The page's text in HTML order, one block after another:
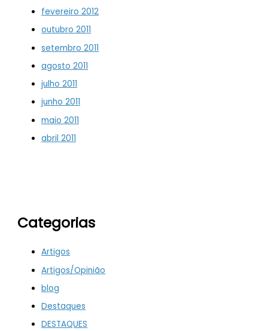
fevereiro 2012
outubro 2011
setembro 2011
agosto 2011
julho 2011
junho 2011
maio 2011
abril 2011
Categorias
Artigos
Artigos/Opinião
blog
Destaques
DESTAQUES